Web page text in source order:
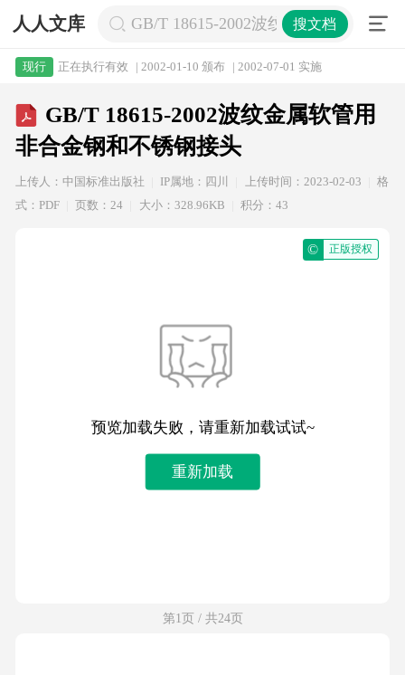
人人文库 GB/T 18615-2002波纹金属软管用非
搜文档
现行 正在执行有效 | 2002-01-10 颁布 | 2002-07-01 实施
GB/T 18615-2002波纹金属软管用
非合金钢和不锈钢接头
上传人：中国标准出版社 IP属地：四川 上传时间：2023-02-03
格
式：PDF
页数：24 大小：328.96KB 积分：43
© 正版授权
预览加载失败，请重新加载试试~
重新加载
第1页 / 共24页